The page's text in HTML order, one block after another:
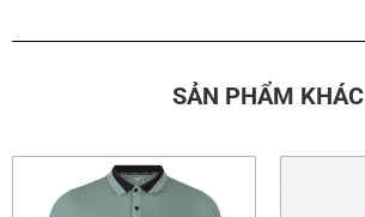
SẢN PHẨM KHÁC